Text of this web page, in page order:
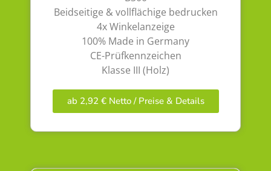
Beidseitige & vollflächige bedrucken
4x Winkelanzeige
100% Made in Germany
CE-Prüfkennzeichen
Klasse III (Holz)
ab 2,92 € Netto / Preise & Details